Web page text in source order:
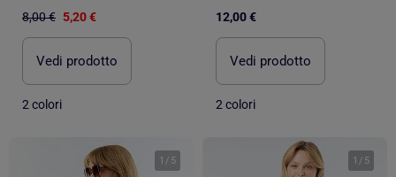
8,00 € 5,20 €
Vedi prodotto
2 colori
12,00 €
Vedi prodotto
2 colori
1 / 5 1 / 5